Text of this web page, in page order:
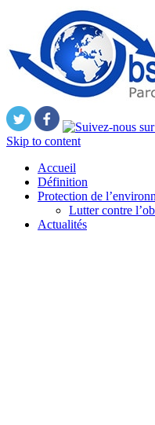
Skip to content
Accueil
Définition
Protection de
Lutter contre
Actualités